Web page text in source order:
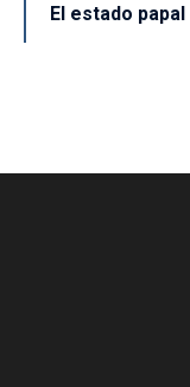
El estado papal